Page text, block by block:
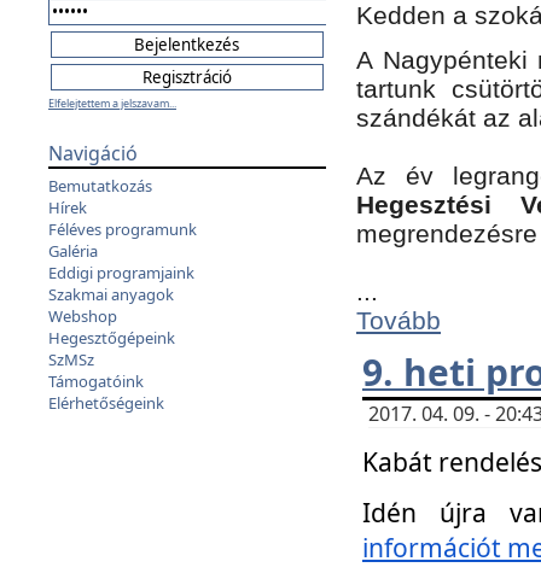
Elfelejtettem a jelszavam...
Navigáció
Bemutatkozás
Hírek
Féléves programunk
Galéria
Eddigi programjaink
Szakmai anyagok
Webshop
Hegesztőgépeink
SzMSz
Támogatóink
Elérhetőségeink
Kedden a
A Nagypénteki
tartunk
szándékát az
Az év
Hegesztési
...
Tovább
9. heti
2017. 04. 09. -
Kabát
Idén újra
információt